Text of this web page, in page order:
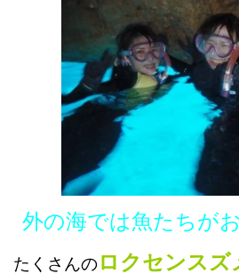
外の海では魚たちが
たくさんのロクセンスズ